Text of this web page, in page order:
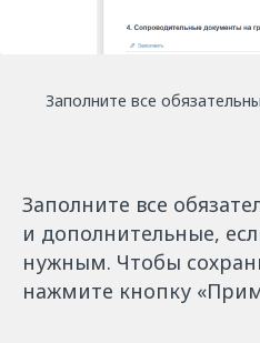
Заполните все
Заполните все
и дополнительные,
нужным. Чтобы
нажмите кнопку